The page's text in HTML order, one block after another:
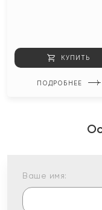
КУПИТЬ
ПОДРОБНЕЕ
Ваше имя: